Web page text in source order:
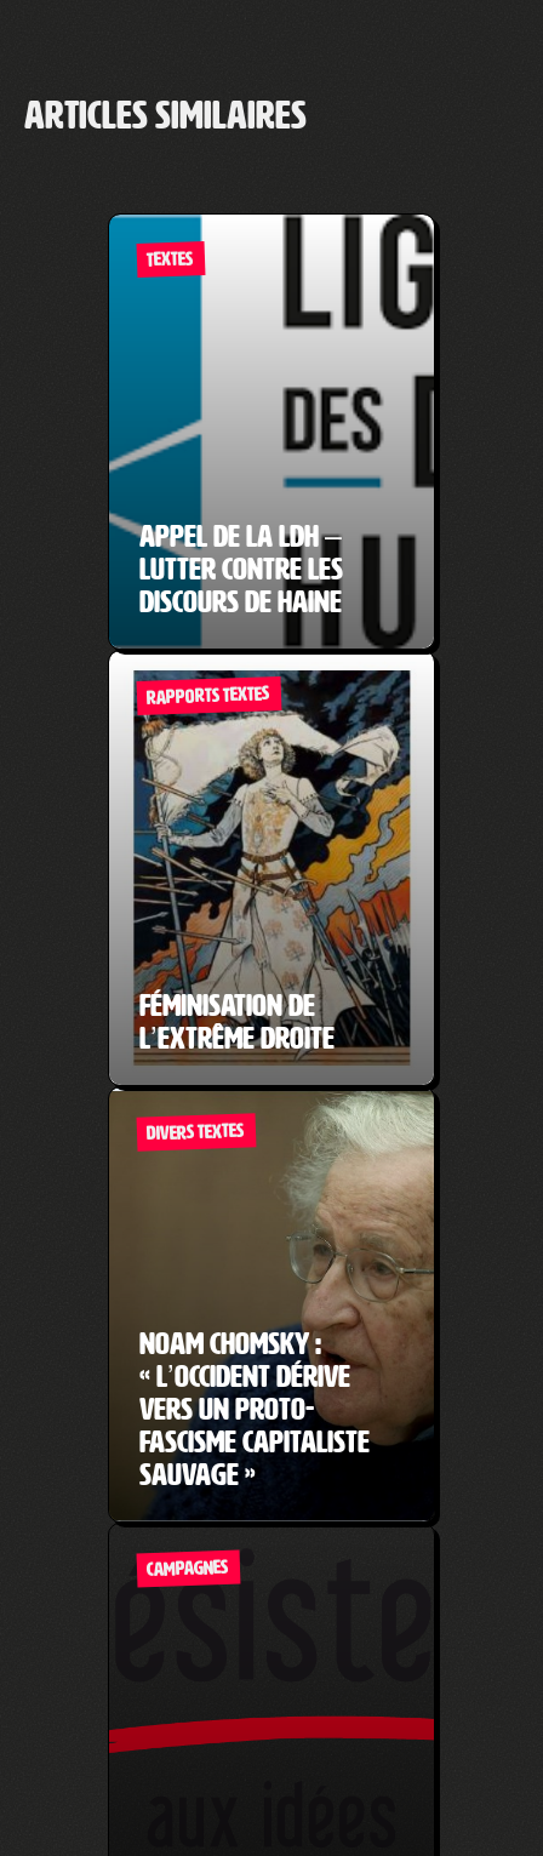
Articles similaires
TEXTES
Appel de la LDH –
Lutter contre les
discours de haine
RAPPORTS TEXTES
Féminisation de
l’extrême droite
DIVERS TEXTES
Noam Chomsky :
« L’Occident dérive
vers un proto-
fascisme capitaliste
sauvage »
CAMPAGNES